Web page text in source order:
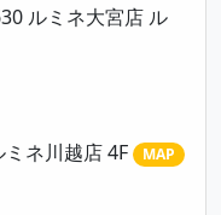
ルミネ大宮店 ル
ネ川越店 4F
MAP